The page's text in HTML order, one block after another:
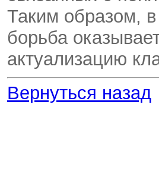
Таким образом, в
борьба
актуализацию
Вернуться назад